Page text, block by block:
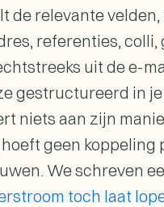
de relevante velden,
referenties,
uit de e-
gestructureerd in je
niets aan zijn
geen koppeling
We schreven
toch laat